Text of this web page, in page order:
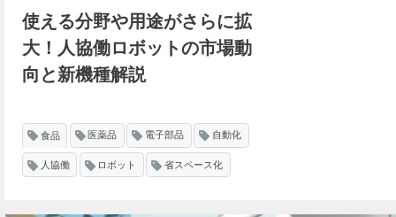
使える分野や用途がさらに拡
大！人協働ロボットの市場動
向と新機種解説
食品 医薬品 電子部品 自動化
人協働 ロボット 省スペース化